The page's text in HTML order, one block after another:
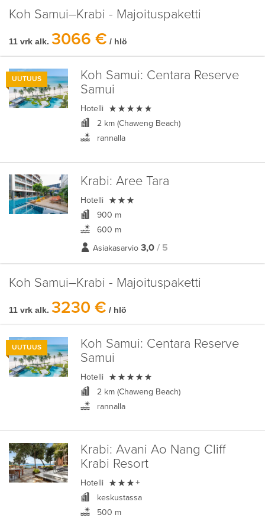
Koh Samui–Krabi - Majoituspaketti
11 vrk alk. 3066 € / hlö
UUTUUS Koh Samui: Centara Reserve
Samui
Hotelli 
2 km (Chaweng Beach)
rannalla
Krabi: Aree Tara
Hotelli 
900 m
600 m
Asiakasarvio 3,0 / 5
Koh Samui–Krabi - Majoituspaketti
11 vrk alk. 3230 € / hlö
UUTUUS Koh Samui: Centara Reserve
Samui
Hotelli 
2 km (Chaweng Beach)
rannalla
Krabi: Avani Ao Nang Cliff
Krabi Resort
Hotelli  +
keskustassa
500 m